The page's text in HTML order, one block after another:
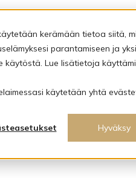
kerämään tietoa siitä,
parantamiseen ja
käytöstä. Lue lisätietoja
käytetään yhtä
Hyväksy